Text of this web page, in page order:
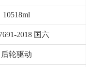
10518ml
2018 国六
后轮驱动